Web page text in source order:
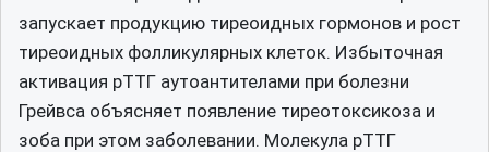
запускает продукцию тиреоидных гормонов и рост
тиреоидных фолликулярных клеток. Избыточная
активация рТТГ аутоантителами при болезни
Грейвса объясняет появление тиреотоксикоза и
зоба при этом заболевании. Молекула рТТГ